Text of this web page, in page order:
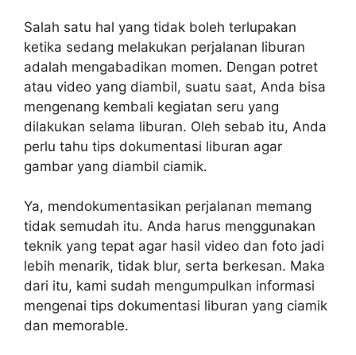
Salah satu hal yang tidak boleh terlupakan
ketika sedang melakukan perjalanan liburan
adalah mengabadikan momen. Dengan potret
atau video yang diambil, suatu saat, Anda bisa
mengenang kembali kegiatan seru yang
dilakukan selama liburan. Oleh sebab itu, Anda
perlu tahu tips dokumentasi liburan agar
gambar yang diambil ciamik.
Ya, mendokumentasikan perjalanan memang
tidak semudah itu. Anda harus menggunakan
teknik yang tepat agar hasil video dan foto jadi
lebih menarik, tidak blur, serta berkesan. Maka
dari itu, kami sudah mengumpulkan informasi
mengenai tips dokumentasi liburan yang ciamik
dan memorable.